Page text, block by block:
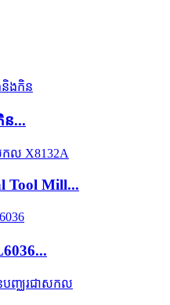
ន...
Tool Mill...